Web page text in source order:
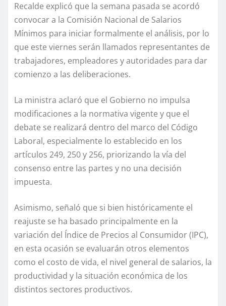
Recalde explicó que la semana pasada se acordó
convocar a la Comisión Nacional de Salarios
Mínimos para iniciar formalmente el análisis, por lo
que este viernes serán llamados representantes de
trabajadores, empleadores y autoridades para dar
comienzo a las deliberaciones.
La ministra aclaró que el Gobierno no impulsa
modificaciones a la normativa vigente y que el
debate se realizará dentro del marco del Código
Laboral, especialmente lo establecido en los
artículos 249, 250 y 256, priorizando la vía del
consenso entre las partes y no una decisión
impuesta.
Asimismo, señaló que si bien históricamente el
reajuste se ha basado principalmente en la
variación del Índice de Precios al Consumidor (IPC),
en esta ocasión se evaluarán otros elementos
como el costo de vida, el nivel general de salarios, la
productividad y la situación económica de los
distintos sectores productivos.